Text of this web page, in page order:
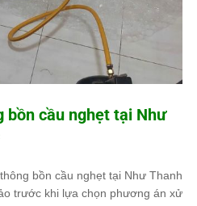
bồn cầu nghẹt tại Như
bồn cầu nghẹt tại Như Thanh
trước khi lựa chọn phương án xử